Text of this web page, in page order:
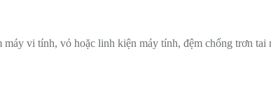
vi tính, vỏ hoặc linh kiện máy tính, đệm chống trơn tai